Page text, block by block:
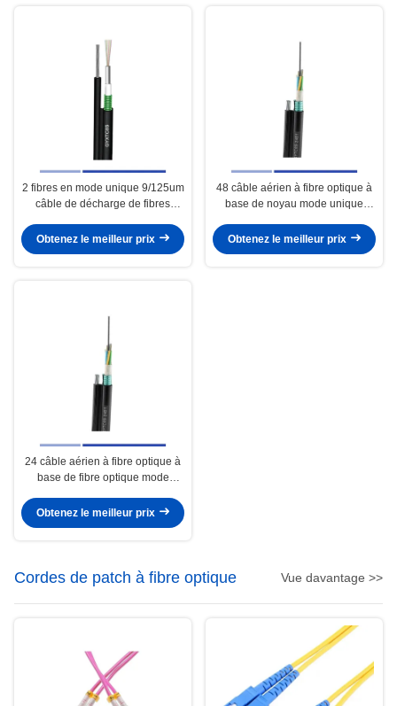
2 fibres en mode unique 9/125um
câble de décharge de fibres
Obtenez le meilleur prix
48 câble aérien à fibre optique à
base de noyau mode unique
PE GYTC8S
Obtenez le meilleur prix
24 câble aérien à fibre optique à
base de fibre optique mode
en fil d'acier PE GYTC8S
Obtenez le meilleur prix
Cordes de patch à fibre optique Vue davantage >>